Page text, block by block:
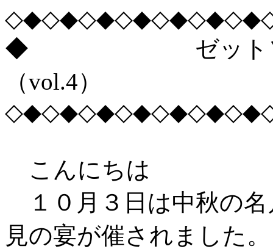
◆ ゼットソー木
（vol.4）
こんにちは
１０月３日は中秋の
見の宴が催されました。